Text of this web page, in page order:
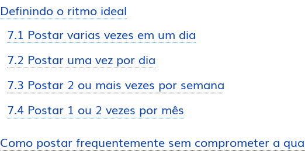
Definindo o ritmo ideal
7.1 Postar varias vezes em um dia
7.2 Postar uma vez por dia
7.3 Postar 2 ou mais vezes por semana
7.4 Postar 1 ou 2 vezes por mês
Como postar frequentemente sem comprometer a